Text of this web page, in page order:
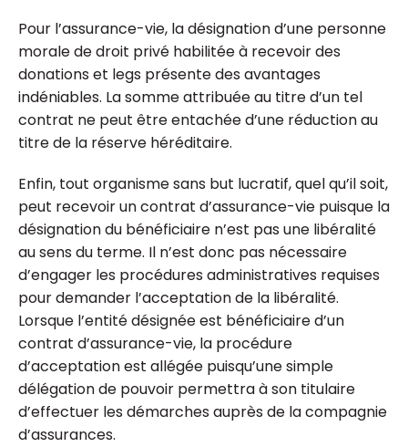
Pour l’assurance-vie, la désignation d’une personne
morale de droit privé habilitée à recevoir des
donations et legs présente des avantages
indéniables. La somme attribuée au titre d’un tel
contrat ne peut être entachée d’une réduction au
titre de la réserve héréditaire.
Enfin, tout organisme sans but lucratif, quel qu’il soit,
peut recevoir un contrat d’assurance-vie puisque la
désignation du bénéficiaire n’est pas une libéralité
au sens du terme. Il n’est donc pas nécessaire
d’engager les procédures administratives requises
pour demander l’acceptation de la libéralité.
Lorsque l’entité désignée est bénéficiaire d’un
contrat d’assurance-vie, la procédure
d’acceptation est allégée puisqu’une simple
délégation de pouvoir permettra à son titulaire
d’effectuer les démarches auprès de la compagnie
d’assurances.